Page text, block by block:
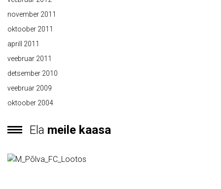
november 2011
oktoober 2011
aprill 2011
veebruar 2011
detsember 2010
veebruar 2009
oktoober 2004
Ela meile kaasa